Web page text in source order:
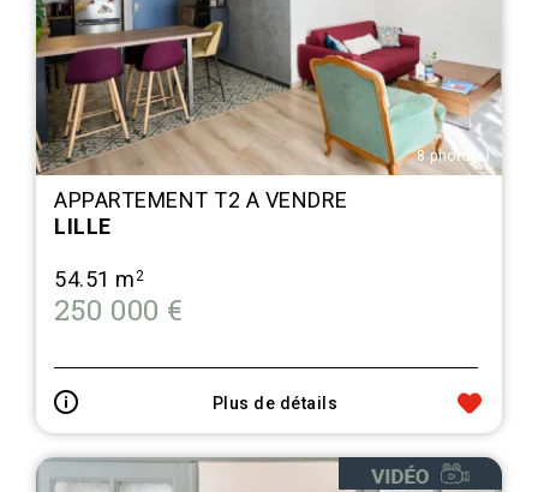
8 photo(s)
APPARTEMENT T2 A VENDRE
LILLE
54.51 m2
250 000 €
Plus de détails